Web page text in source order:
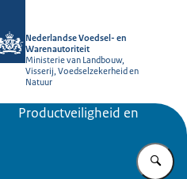
Nederlandse Voedsel- en
Warenautoriteit
Ministerie van Landbouw,
Visserij, Voedselzekerheid en
Natuur
Productveiligheid en